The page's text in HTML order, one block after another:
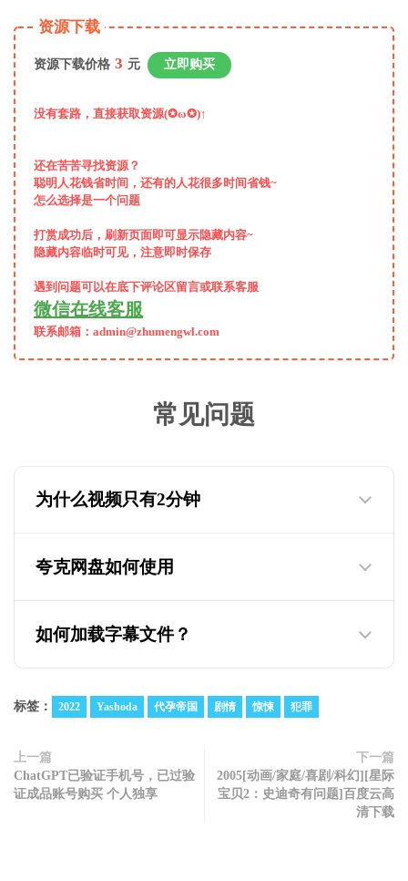
资源下载
资源下载价格 3 元 立即购买
没有套路，直接获取资源(✪ω✪)↑
还在苦苦寻找资源？
聪明人花钱省时间，还有的人花很多时间省钱~
怎么选择是一个问题
打赏成功后， 刷新页面即可显示隐藏内容~
隐藏内容临时可见，注意即时保存
遇到问题可以在底下评论区留言或联系客服
微信在线客服
联系邮箱：admin@zhumengwl.com
常见问题
为什么视频只有2分钟
夸克网盘如何使用
如何加载字幕文件？
标签： 2022 Yashoda 代孕帝国 剧情 惊悚 犯罪
上一篇
ChatGPT已验证手机号，已过验
证成品账号购买 个人独享
下一篇
2005[动画/家庭/喜剧/科幻][星际
宝贝2：史迪奇有问题]百度云高
清下载